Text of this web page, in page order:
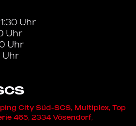
Uhr
Uhr
Uhr
Uhr
City Süd-SCS, Multiplex, Top
465, 2334 Vösendorf,